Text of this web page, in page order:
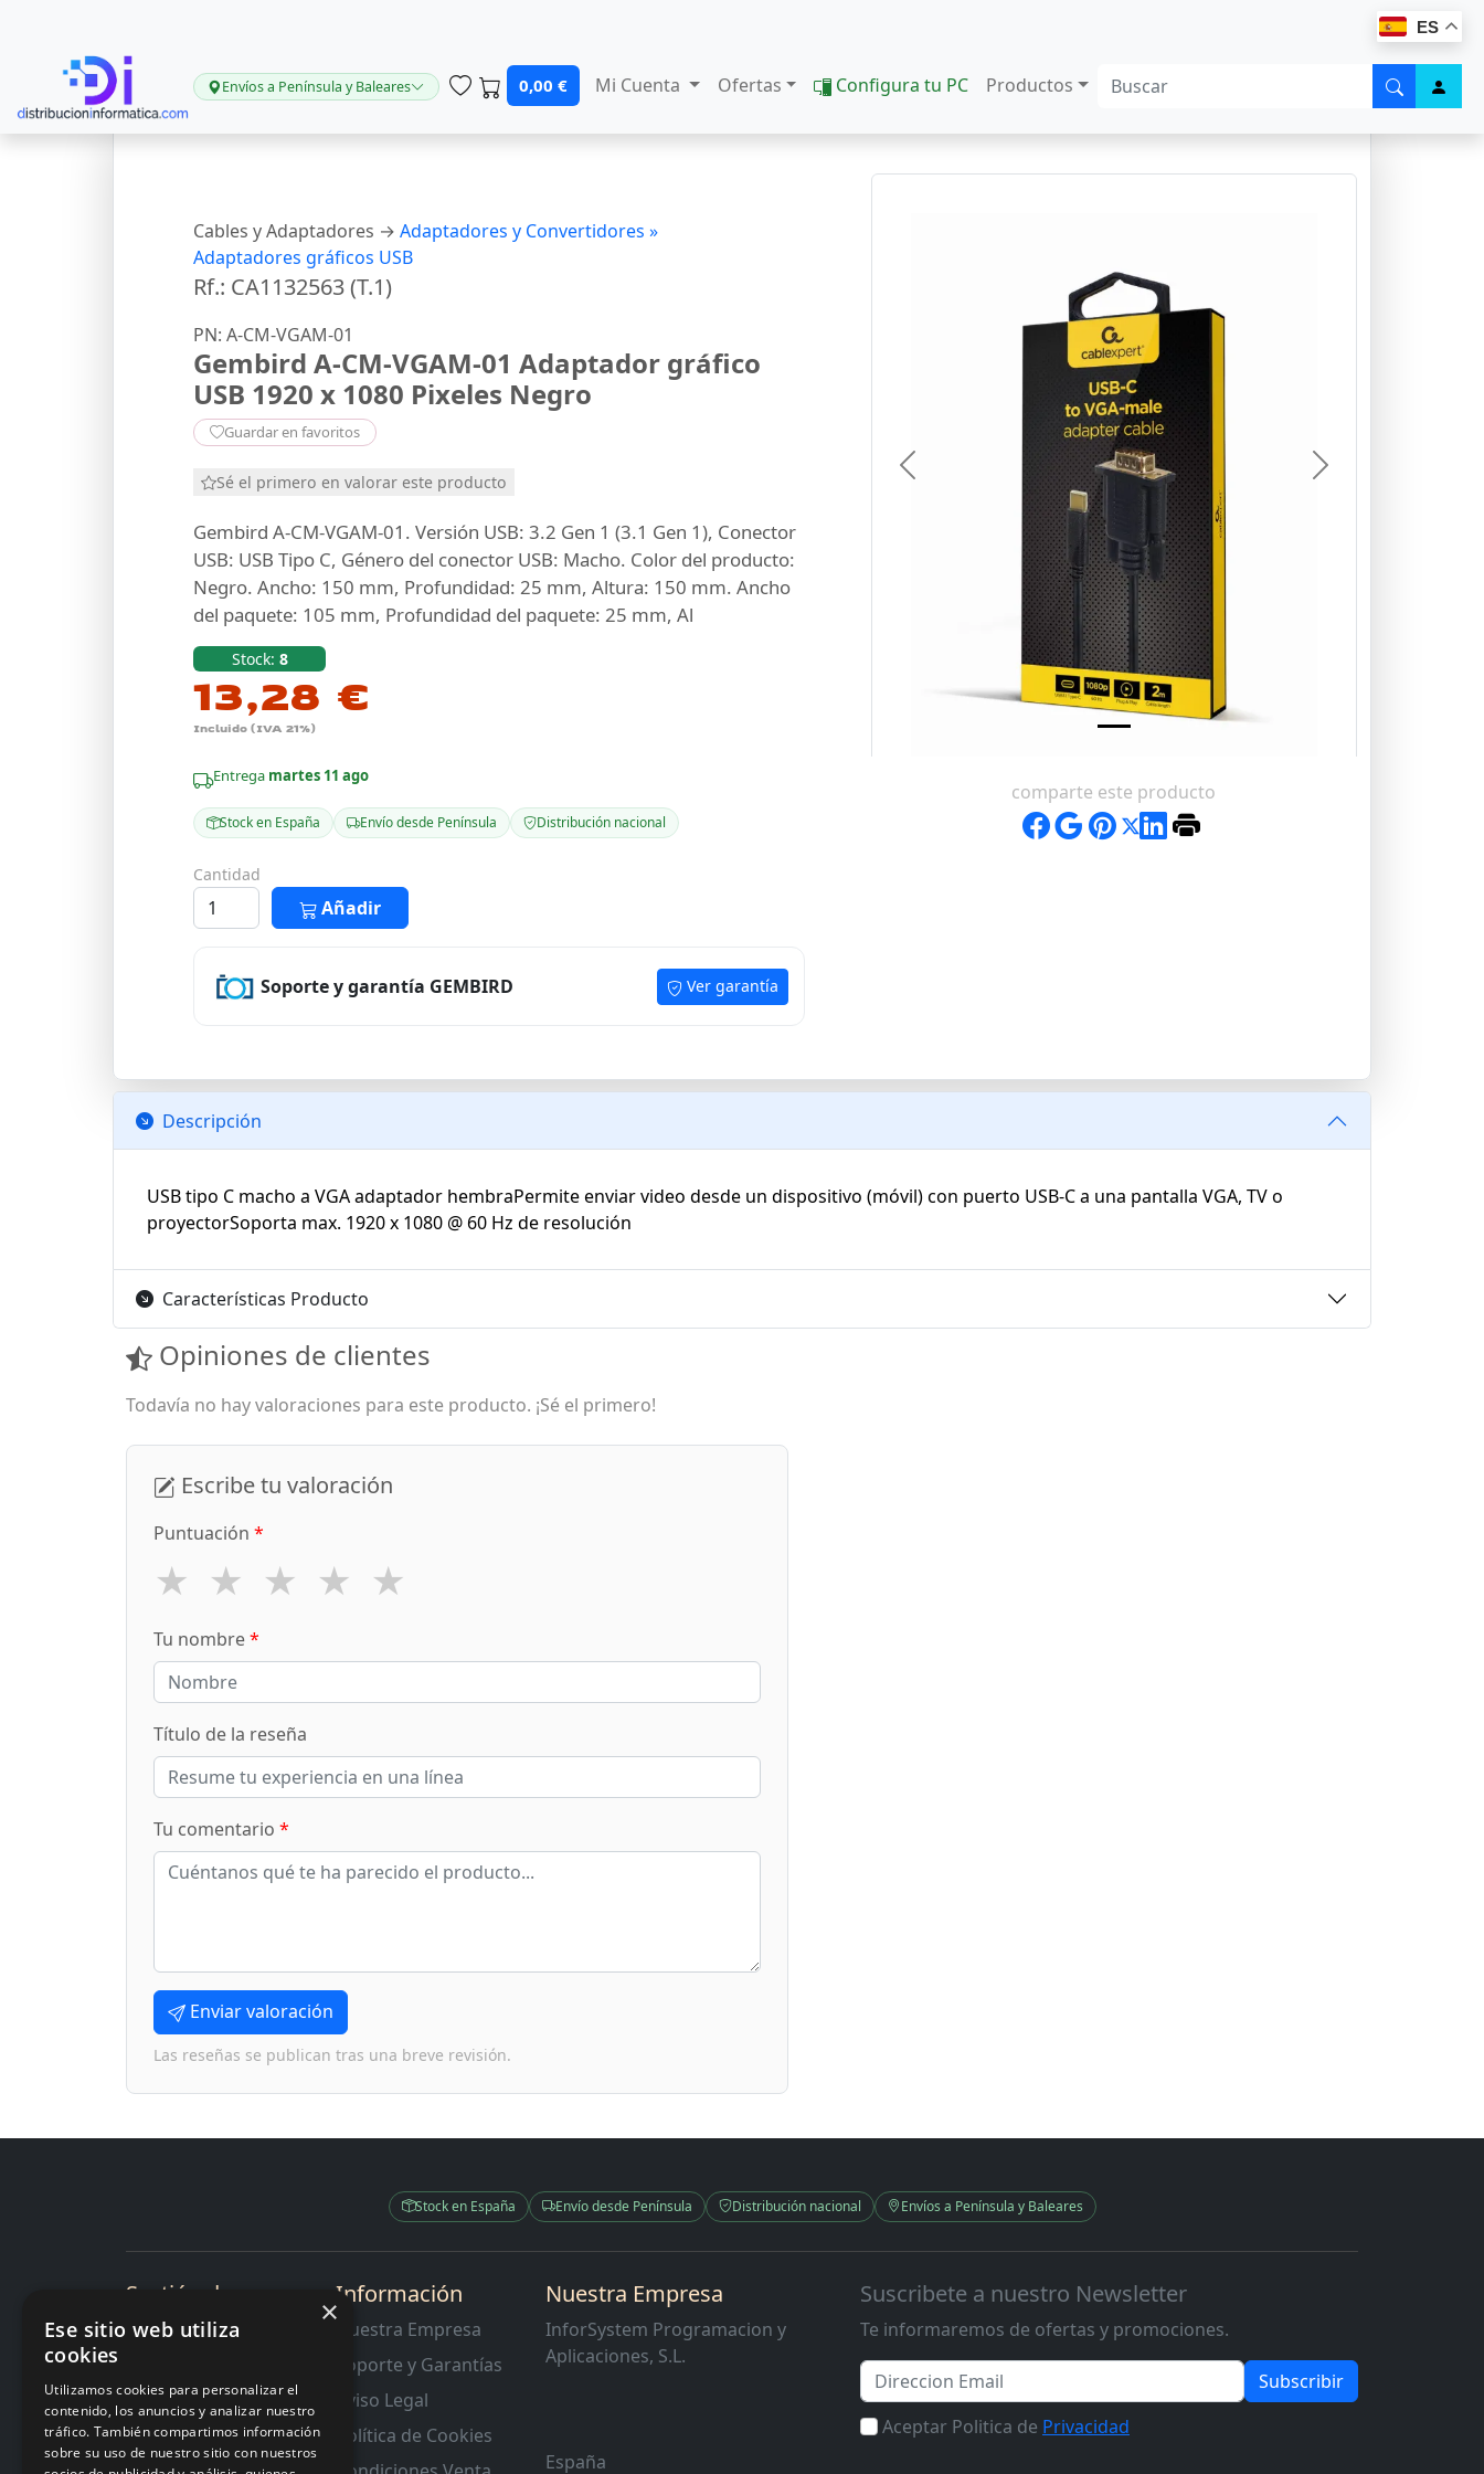
ES
Envíos a Península y Baleares 0,00 € Mi Cuenta Ofertas Configura tu PC Productos
Cables y Adaptadores → Adaptadores y Convertidores »
Adaptadores gráficos USB
Rf.: CA1132563 (T.1)
PN: A-CM-VGAM-01
Gembird A-CM-VGAM-01 Adaptador gráfico
USB 1920 x 1080 Pixeles Negro
Guardar en favoritos
Sé el primero en valorar este producto
Gembird A-CM-VGAM-01. Versión USB: 3.2 Gen 1 (3.1 Gen 1), Conector
USB: USB Tipo C, Género del conector USB: Macho. Color del producto:
Negro. Ancho: 150 mm, Profundidad: 25 mm, Altura: 150 mm. Ancho
del paquete: 105 mm, Profundidad del paquete: 25 mm, Al
Stock: 8
13,28 €
Incluido (IVA 21%)
Entrega martes 11 ago
Stock en España Envío desde Península Distribución nacional
Cantidad
Añadir
Soporte y garantía GEMBIRD Ver garantía
Previous Next
comparte este producto
Descripción
USB tipo C macho a VGA adaptador hembraPermite enviar video desde un dispositivo (móvil) con puerto USB-C a una pantalla VGA, TV o
proyectorSoporta max. 1920 x 1080 @ 60 Hz de resolución
Características Producto
Opiniones de clientes
Todavía no hay valoraciones para este producto. ¡Sé el primero!
Escribe tu valoración
Puntuación *
★ ★ ★ ★ ★
Tu nombre*
Título de la reseña
Tu comentario *
Enviar valoración
Las reseñas se publican tras una breve revisión.
Stock en España Envío desde Península Distribución nacional Envíos a Península y Baleares
Sectión de
Interes
RMA y Garantias
Información
Nuestra Empresa
Soporte y Garantías
Aviso Legal
Política de Cookies
Nuestra Empresa
InforSystem Programacion y
Aplicaciones, S.L.
España
Suscribete a nuestro Newsletter
Te informaremos de ofertas y promociones.
Email
Subscribir
Aceptar Politica de Privacidad
×
Ese sitio web utiliza
cookies
Utilizamos cookies para personalizar el
contenido, los anuncios y analizar nuestro
tráfico. También compartimos información
sobre su uso de nuestro sitio con nuestros